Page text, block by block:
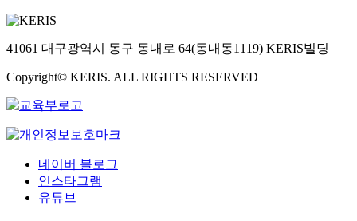
41061 대구광역시 동구 동내로 64(동내동1119) KERIS빌딩
Copyright© KERIS. ALL RIGHTS RESERVED
네이버 블로그
인스타그램
유튜브